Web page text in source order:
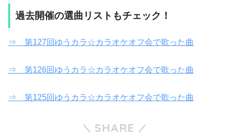
過去開催の選曲リストもチェック！
⇒ 第127回ゆうカラ☆カラオケオフ会で歌った曲
⇒ 第126回ゆうカラ☆カラオケオフ会で歌った曲
⇒ 第125回ゆうカラ☆カラオケオフ会で歌った曲
SHARE